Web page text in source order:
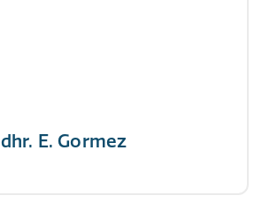
dhr. E. Gormez